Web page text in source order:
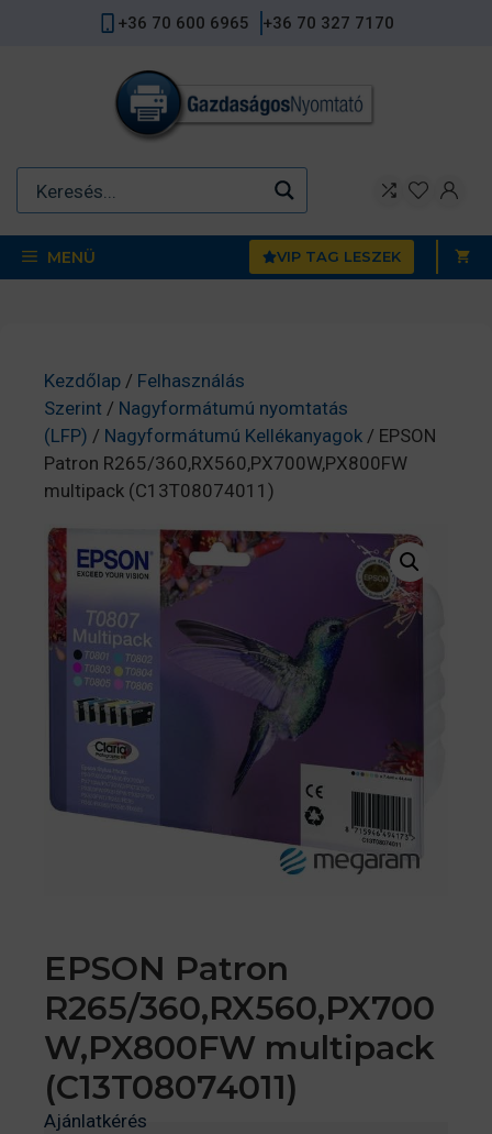
+36 70 600 6965 +36 70 327 7170
MENÜ VIP TAG LESZEK
Kezdőlap / Felhasználás
Szerint / Nagyformátumú nyomtatás
(LFP) / Nagyformátumú Kellékanyagok / EPSON
Patron R265/360,RX560,PX700W,PX800FW
multipack (C13T08074011)
EPSON Patron
R265/360,RX560,PX700
W,PX800FW multipack
(C13T08074011)
Ajánlatkérés